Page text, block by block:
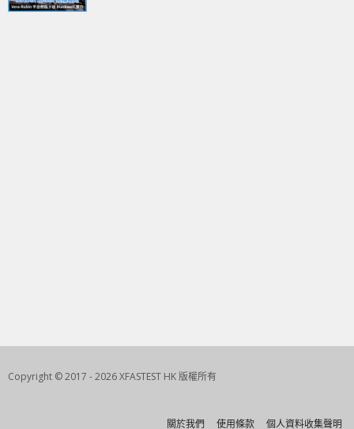
Copyright © 2017 - 2026 XFASTEST HK 版權所有
關於我們 使用條款 個人資料收集聲明